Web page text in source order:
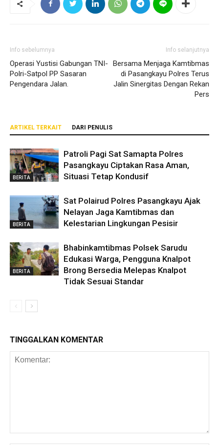
Info sebelumnya
Operasi Yustisi Gabungan TNI-
Polri-Satpol PP Sasaran
Pengendara Jalan.
Info selanjutnya
Bersama Menjaga Kamtibmas
di Pasangkayu Polres Terus
Jalin Sinergitas Dengan Rekan
Pers
ARTIKEL TERKAIT DARI PENULIS
BERITA
Patroli Pagi Sat Samapta Polres
Pasangkayu Ciptakan Rasa Aman,
Situasi Tetap Kondusif
BERITA
Sat Polairud Polres Pasangkayu Ajak
Nelayan Jaga Kamtibmas dan
Kelestarian Lingkungan Pesisir
BERITA
Bhabinkamtibmas Polsek Sarudu
Edukasi Warga, Pengguna Knalpot
Brong Bersedia Melepas Knalpot
Tidak Sesuai Standar
TINGGALKAN KOMENTAR